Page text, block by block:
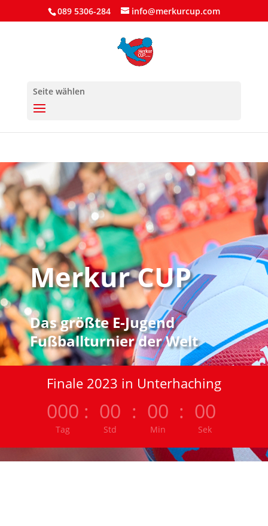
089 5306-284 info@merkurcup.com
Seite wählen
Merkur CUP
Das größte E-Jugend
Fußballturnier der Welt
Finale 2023 in Unterhaching
000
Tag
: 00
Std
: 00
Min
: 00
Sek